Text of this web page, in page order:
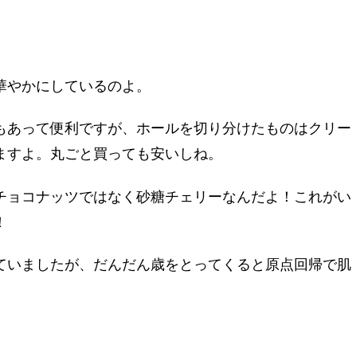
かにしているのよ。
って便利ですが、ホールを切り分けたものはクリー
よ。丸ごと買っても安いしね。
コナッツではなく砂糖チェリーなんだよ！これがい
ましたが、だんだん歳をとってくると原点回帰で肌